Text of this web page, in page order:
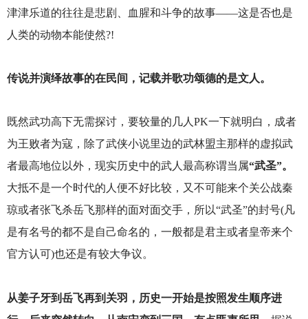
津津乐道的往往是悲剧、血腥和斗争的故事——这是否也是
人类的动物本能使然?!
传说并演绎故事的在民间，记载并歌功颂德的是文人。
既然武功高下无需探讨，要较量的几人PK一下就明白，成者
为王败者为寇，除了武侠小说里边的武林盟主那样的虚拟武
者最高地位以外，现实历史中的武人最高称谓当属“武圣”。
大抵不是一个时代的人便不好比较，又不可能来个关公战秦
琼或者张飞杀岳飞那样的面对面交手，所以“武圣”的封号(凡
是有名号的都不是自己命名的，一般都是君主或者皇帝来个
官方认可)也还是有较大争议。
从姜子牙到岳飞再到关羽，历史一开始是按照发生顺序进